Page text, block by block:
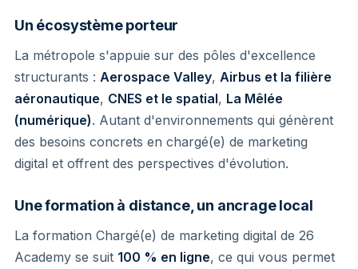
Un écosystème porteur
La métropole s'appuie sur des pôles d'excellence
structurants : Aerospace Valley, Airbus et la filière
aéronautique, CNES et le spatial, La Mêlée
(numérique). Autant d'environnements qui génèrent
des besoins concrets en chargé(e) de marketing
digital et offrent des perspectives d'évolution.
Une formation à distance, un ancrage local
La formation Chargé(e) de marketing digital de 26
Academy se suit 100 % en ligne, ce qui vous permet